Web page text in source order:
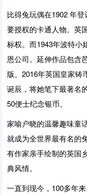
比得兔玩偶在1902 年
要授权的卡通人物。英
标权。而1943年波特小
恩公司。延伸作品包含
版。2016年英国皇家铸
诞辰，将她笔下最著名
50便士纪念银币。
家喻户晓的温馨趣味童
就成为全世界最有名的
有作家亲手绘制的英国
典风情。
一直到现今，100多年